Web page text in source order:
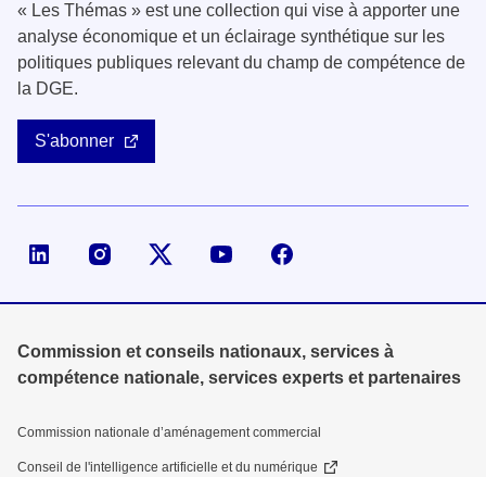
« Les Thémas » est une collection qui vise à apporter une
analyse économique et un éclairage synthétique sur les
politiques publiques relevant du champ de compétence de
la DGE.
S'abonner
Page LinkedIn de la DGECompte X (ex-Twitter) de la DGE
Commission et conseils nationaux, services à
compétence nationale, services experts et partenaires
Commission nationale d’aménagement commercial
Conseil de l'intelligence artificielle et du numérique